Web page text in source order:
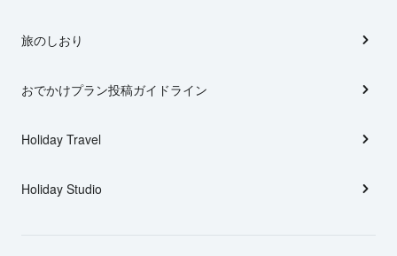
旅のしおり
おでかけプラン投稿ガイドライン
Holiday Travel
Holiday Studio